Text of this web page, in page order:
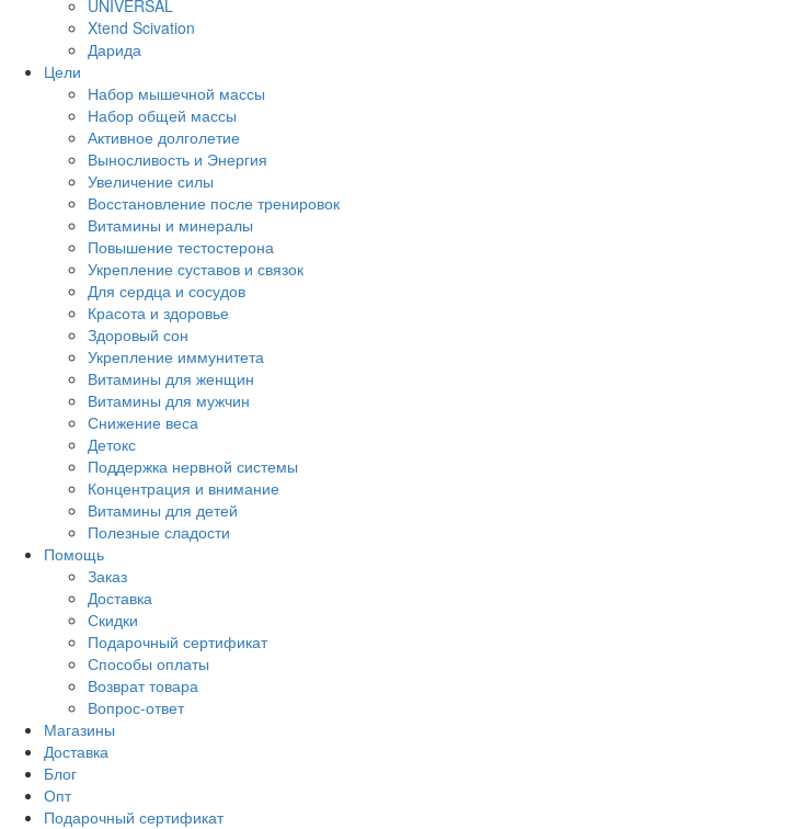
UNIVERSAL
Xtend Scivation
Дарида
Цели
Набор мышечной массы
Набор общей массы
Активное долголетие
Выносливость и Энергия
Увеличение силы
Восстановление после тренировок
Витамины и минералы
Повышение тестостерона
Укрепление суставов и связок
Для сердца и сосудов
Красота и здоровье
Здоровый сон
Укрепление иммунитета
Витамины для женщин
Витамины для мужчин
Снижение веса
Детокс
Поддержка нервной системы
Концентрация и внимание
Витамины для детей
Полезные сладости
Помощь
Заказ
Доставка
Скидки
Подарочный сертификат
Способы оплаты
Возврат товара
Вопрос-ответ
Магазины
Доставка
Блог
Опт
Подарочный сертификат